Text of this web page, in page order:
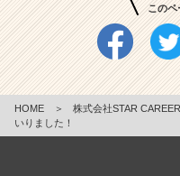
このペ
HOME ＞ 株式会社STAR CAREER
いりました！